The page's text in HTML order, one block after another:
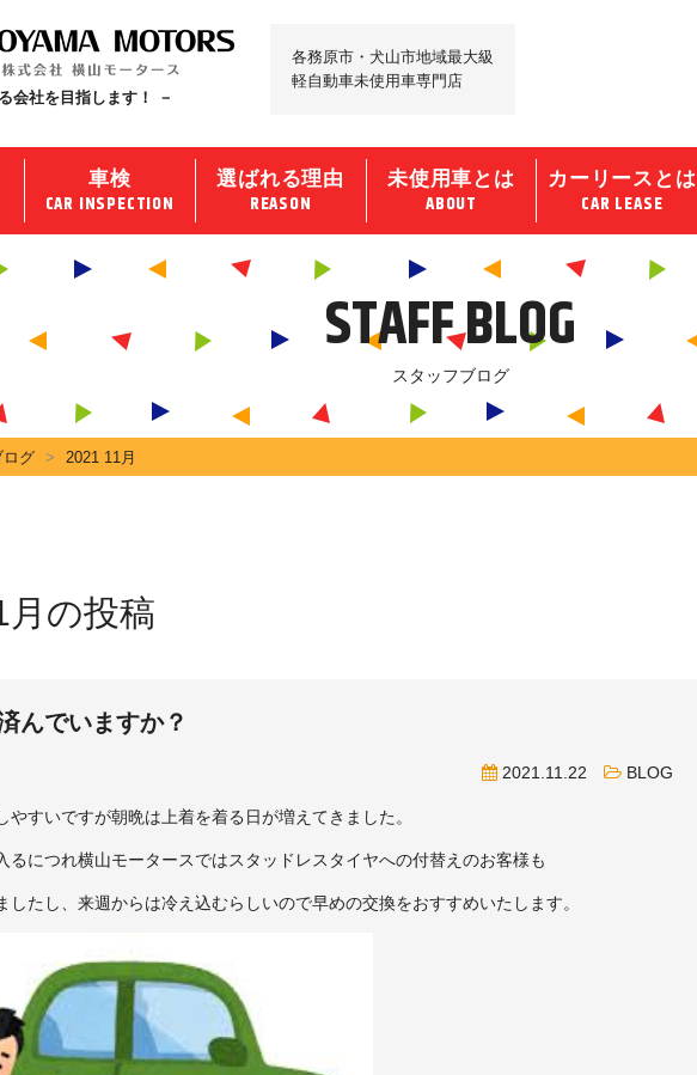
会社を目指します！ －
各務原市・犬山市地域最大級
軽自動車未使用車専門店
車検
CAR INSPECTION
選ばれる理由
REASON
未使用車とは
ABOUT
カーリースとは
CAR LEASE
STAFF BLOG
スタッフブログ
ログ 2021 11月
の投稿
んでいますか？
2021.11.22 BLOG
やすいですが朝晩は上着を着る日が増えてきました。
るにつれ横山モータースではスタッドレスタイヤへの付替えのお客様も
したし、来週からは冷え込むらしいので早めの交換をおすすめいたします。